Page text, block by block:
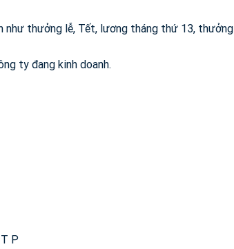
như thưởng lễ, Tết, lương tháng thứ 13, thưởng
ty đang kinh doanh.
P